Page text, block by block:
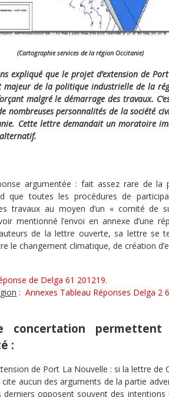
(Cartographie services de la région Occitanie)
expliqué que le projet d’extension de
de la politique industrielle de la
malgré le démarrage des travaux.
nombreuses personnalités de la société
Cette lettre demandait un moratoire
argumentée : fait assez rare de la
que toutes les procédures de
travaux au moyen d’un « comité de
mentionné l’envoi en annexe d’une
de la lettre ouverte, sa lettre se
le changement climatique, de création
de Delga 61 201219.
:Annexes Tableau Réponses Delga 2
concertation
:
de Port La Nouvelle : si la lettre
aucun des arguments de la partie
derniers opposent souvent des